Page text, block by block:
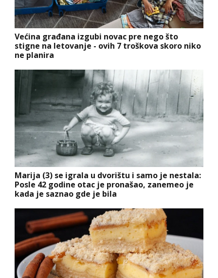
Većina građana izgubi novac pre nego što
stigne na letovanje - ovih 7 troškova skoro niko
ne planira
Marija (3) se igrala u dvorištu i samo je nestala:
Posle 42 godine otac je pronašao, zanemeo je
kada je saznao gde je bila